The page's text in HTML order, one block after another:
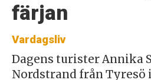
färjan
Vardagsliv
Dagens turister Annika
Nordstrand från Tyresö